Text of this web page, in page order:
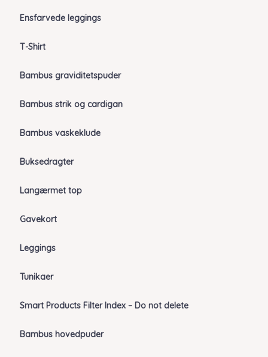
Ensfarvede leggings
T-Shirt
Bambus graviditetspuder
Bambus strik og cardigan
Bambus vaskeklude
Buksedragter
Langærmet top
Gavekort
Leggings
Tunikaer
Smart Products Filter Index – Do not delete
Bambus hovedpuder